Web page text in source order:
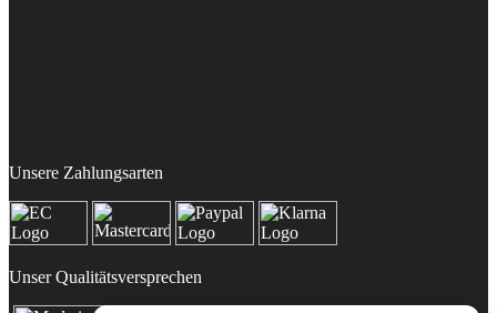
Unsere Zahlungsarten
Unser Qualitätsversprechen